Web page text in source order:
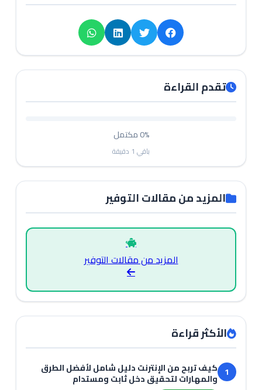
تقدم القراءة
0%مكتمل
باقي 1 دقيقة
المزيد من مقالات التوفير
المزيد من مقالات التوفير
الأكثر قراءة
1 كيف تربح من الإنترنت دليل شامل لأفضل الطرق
والمهارات لتحقيق دخل ثابت ومستدام